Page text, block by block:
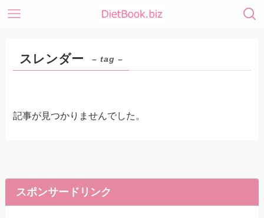
スレンダー – tag –
記事が見つかりませんでした。
スポンサードリンク